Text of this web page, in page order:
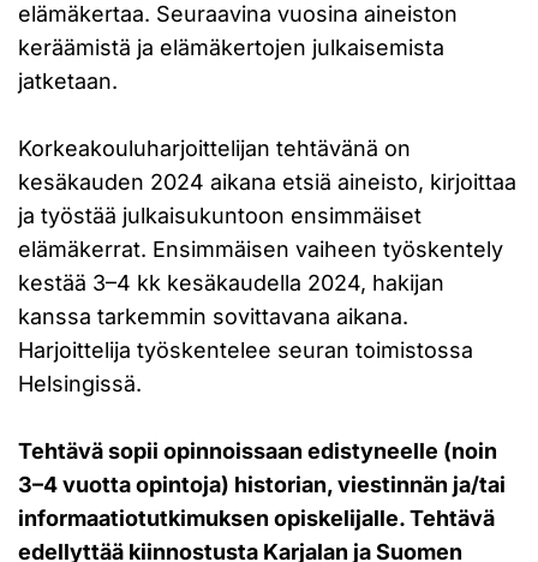
elämäkertaa. Seuraavina vuosina aineiston
keräämistä ja elämäkertojen julkaisemista
jatketaan.
Korkeakouluharjoittelijan tehtävänä on
kesäkauden 2024 aikana etsiä aineisto, kirjoittaa
ja työstää julkaisukuntoon ensimmäiset
elämäkerrat. Ensimmäisen vaiheen työskentely
kestää 3–4 kk kesäkaudella 2024, hakijan
kanssa tarkemmin sovittavana aikana.
Harjoittelija työskentelee seuran toimistossa
Helsingissä.
Tehtävä sopii opinnoissaan edistyneelle (noin
3–4 vuotta opintoja) historian, viestinnän ja/tai
informaatiotutkimuksen opiskelijalle. Tehtävä
edellyttää kiinnostusta Karjalan ja Suomen